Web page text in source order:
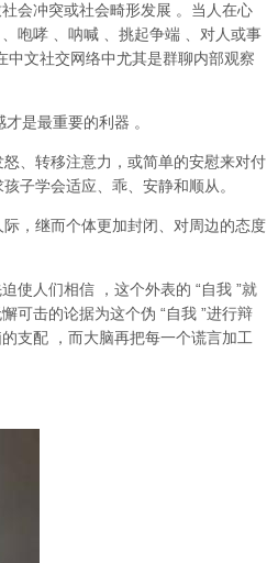
社会冲突或社会畸形发展 。当人在心
、咆哮 、呐喊 、挑起争端
、对人或事
文社交网络中尤其是群聊内部观察
才是最重要的利器 。
、转移注意力，或简单的安慰来对付
子学会适应、乖、安静和顺从。
，继而个体更加封闭、对周边的态度
迫使人们相信 ，这个外表的 “自我 ”就
可击的论据为这个伪 “自我 ”进行辩
支配
，而大脑再把每一个谎言加工